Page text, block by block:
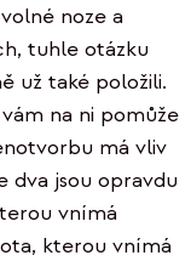
noze a
tuhle otázku
už také položili.
na ni pomůže
má vliv
dva jsou opravdu
vnímá
kterou vnímá